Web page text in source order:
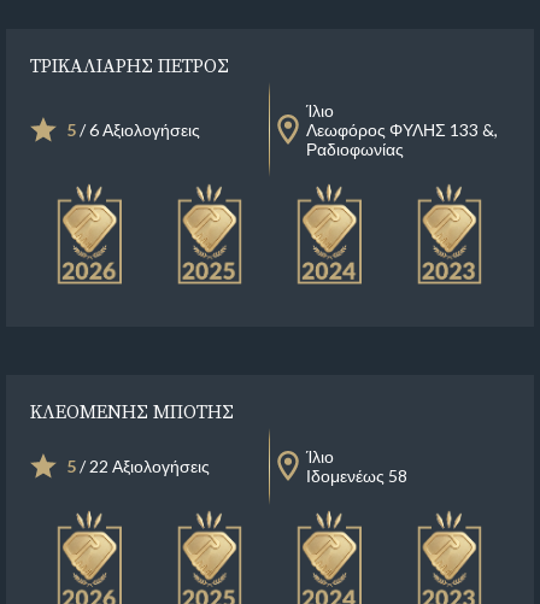
ΤΡΙΚΑΛΙΑΡΗΣ ΠΕΤΡΟΣ
5/ 6 Αξιολογήσεις
Ίλιο
Λεωφόρος ΦΥΛΗΣ 133 &,
Ραδιοφωνίας
ΚΛΕΟΜΕΝΗΣ ΜΠΟΤΗΣ
5/ 22 Αξιολογήσεις
Ίλιο
Ιδομενέως 58